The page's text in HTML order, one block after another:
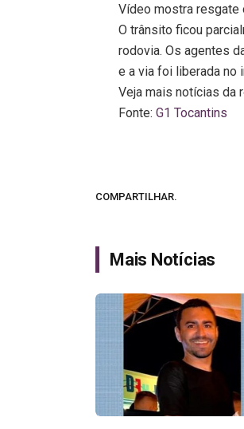
Vídeo mostra resgate
O trânsito ficou
rodovia. Os agentes
e a via foi liberada no
Veja mais notícias da
Fonte:G1 Tocantins
COMPARTILHAR.
Mais Notícias